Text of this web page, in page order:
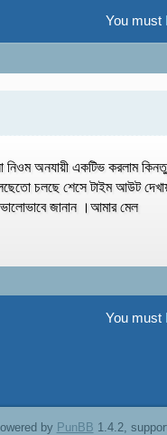
You must
নিওম অনযায়ী একটিভ করলাম কিনতু
চলছে শেসে টাইম আউট
জানান ।আমার মেল
You must
by PunBB 1.4.2,